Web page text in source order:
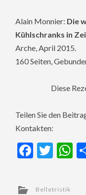
Alain Monnier: Die
Kühlschranks in
Arche, April 2015.
160 Seiten,
Diese
Teilen Sie den
Kontakten:
Belletristik